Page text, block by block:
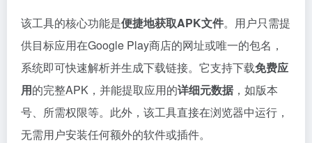
该工具的核心功能是便捷地获取APK文件。用户只需提
供目标应用在Google Play商店的网址或唯一的包名，
系统即可快速解析并生成下载链接。它支持下载免费应
用的完整APK，并能提取应用的详细元数据 ，如版本
号、所需权限等。此外，该工具直接在浏览器中运行，
无需用户安装任何额外的软件或插件。